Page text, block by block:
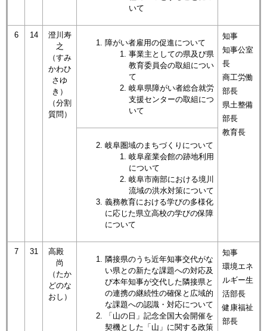
いて
6 14
澄川寿
之
（すみ
かわひ
さゆ
き）
​​（分割
質問）
障がい者雇用の促進について​
事業主としての県及び県
教育委員会の取組につい
て​
岐阜県障がい者総合就労
支援センターの取組につ
いて​
知事
知事公室
長
商工労働
部長
県土整備
部長
教育長
岐阜圏域のまちづくりについて
岐阜産業会館の跡地利用
について
岐阜市南部における境川
流域の洪水対策について
義務教育における学びの多様化
に応じた県立高校の学びの保障
について
7 31
高殿
尚
（たか
どのな
おし）
隣接県のうち近年知事交代がな
い県との新たな課題への対応及
び本年知事が交代した隣接県と
の連携の継続性の確保と広域的
な課題への認識・対応について
「山の日」記念全国大会開催を
契機とした「山」に関する政策
知事
環境エネ
ルギー生
活部長
健康福祉
部長